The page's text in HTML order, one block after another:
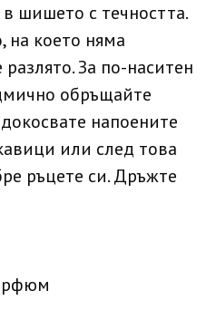
шишето с течността.
на което няма
За по-наситен
обръщайте
напоените
или след това
ръцете си. Дръжте